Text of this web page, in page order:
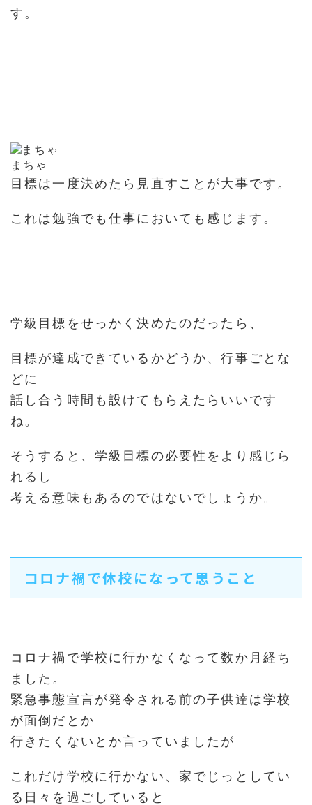
す。
まちゃ
目標は一度決めたら見直すことが大事です。
これは勉強でも仕事においても感じます。
学級目標をせっかく決めたのだったら、
目標が達成できているかどうか、行事ごとな
どに
話し合う時間も設けてもらえたらいいです
ね。
そうすると、学級目標の必要性をより感じら
れるし
考える意味もあるのではないでしょうか。
コロナ禍で休校になって思うこと
コロナ禍で学校に行かなくなって数か月経ち
ました。
緊急事態宣言が発令される前の子供達は学校
が面倒だとか
行きたくないとか言っていましたが
これだけ学校に行かない、家でじっとしてい
る日々を過ごしていると